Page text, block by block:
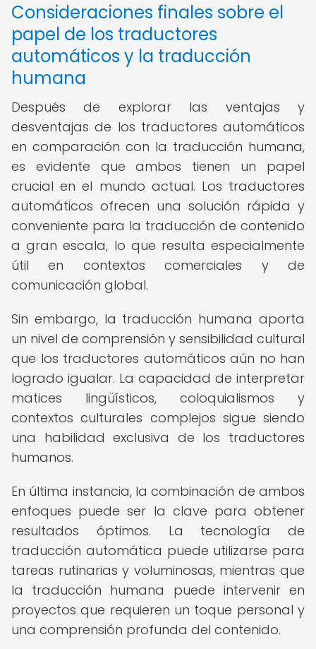
Consideraciones finales sobre el
papel de los traductores
automáticos y la traducción
humana
Después de explorar las ventajas y
desventajas de los traductores automáticos
en comparación con la traducción humana,
es evidente que ambos tienen un papel
crucial en el mundo actual. Los traductores
automáticos ofrecen una solución rápida y
conveniente para la traducción de contenido
a gran escala, lo que resulta especialmente
útil en contextos comerciales y de
comunicación global.
Sin embargo, la traducción humana aporta
un nivel de comprensión y sensibilidad cultural
que los traductores automáticos aún no han
logrado igualar. La capacidad de interpretar
matices lingüísticos, coloquialismos y
contextos culturales complejos sigue siendo
una habilidad exclusiva de los traductores
humanos.
En última instancia, la combinación de ambos
enfoques puede ser la clave para obtener
resultados óptimos. La tecnología de
traducción automática puede utilizarse para
tareas rutinarias y voluminosas, mientras que
la traducción humana puede intervenir en
proyectos que requieren un toque personal y
una comprensión profunda del contenido.